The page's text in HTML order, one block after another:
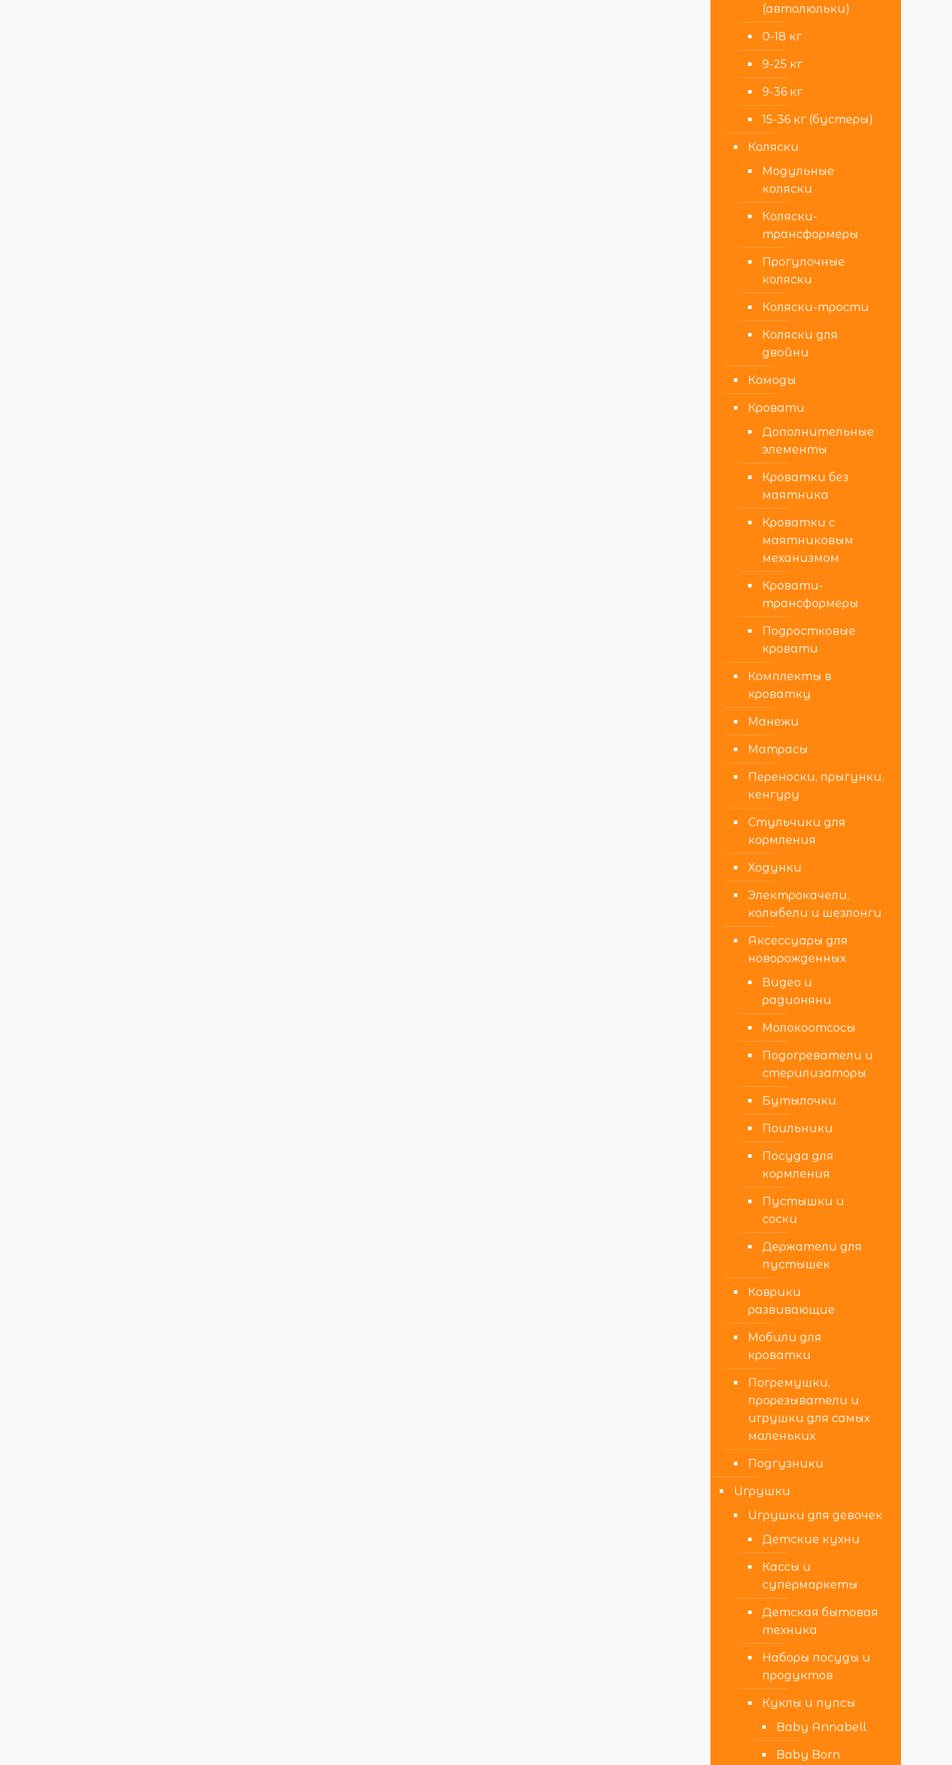
(автолюльки)
0-18 кг
9-25 кг
9-36 кг
15-36 кг (бустеры)
Коляски
Модульные
коляски
Коляски-
трансформеры
Прогулочные
коляски
Коляски-трости
Коляски для
двойни
Комоды
Кровати
Дополнительные
элементы
Кроватки без
маятника
Кроватки с
маятниковым
механизмом
Кровати-
трансформеры
Подростковые
кровати
Комплекты в
кроватку
Манежи
Матрасы
Переноски, прыгунки,
кенгуру
Стульчики для
кормления
Ходунки
Электрокачели,
колыбели и шезлонги
Аксессуары для
новорожденных
Видео и
радионяни
Молокоотсосы
Подогреватели и
стерилизаторы
Бутылочки
Поильники
Посуда для
кормления
Пустышки и
соски
Держатели для
пустышек
Коврики
развивающие
Мобили для
кроватки
Погремушки,
прорезыватели и
игрушки для самых
маленьких
Подгузники
Игрушки
Игрушки для девочек
Детские кухни
Кассы и
супермаркеты
Детская бытовая
техника
Наборы посуды и
продуктов
Куклы и пупсы
Baby Annabell
Baby Born